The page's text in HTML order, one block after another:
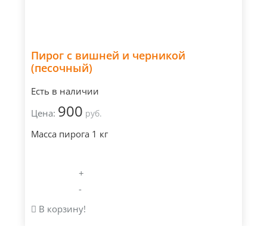
Пирог с вишней и черникой
(песочный)
Есть в наличии
Цена: 900 руб.
Масса пирога 1 кг
+
-
В корзину!